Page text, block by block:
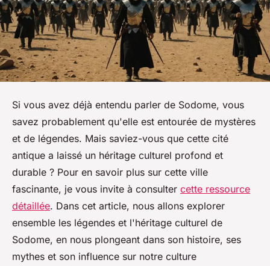
Si vous avez déjà entendu parler de Sodome, vous
savez probablement qu'elle est entourée de mystères
et de légendes. Mais saviez-vous que cette cité
antique a laissé un héritage culturel profond et
durable ? Pour en savoir plus sur cette ville
fascinante, je vous invite à consulter cette ressource
détaillée. Dans cet article, nous allons explorer
ensemble les légendes et l'héritage culturel de
Sodome, en nous plongeant dans son histoire, ses
mythes et son influence sur notre culture